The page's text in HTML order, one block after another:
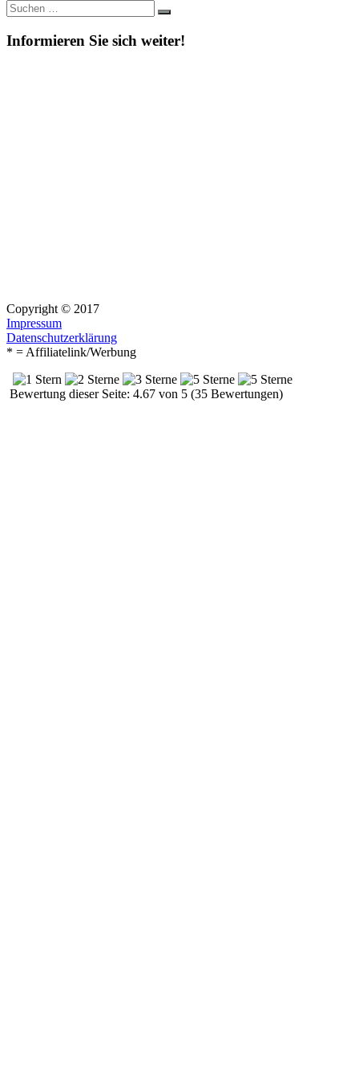
Suche
nach:
Suchen
Informieren Sie sich weiter!
Copyright © 2017
Impressum
Datenschutzerklärung
* = Affiliatelink/Werbung
Bewertung dieser Seite: 4.67 von 5 (35 Bewertungen)